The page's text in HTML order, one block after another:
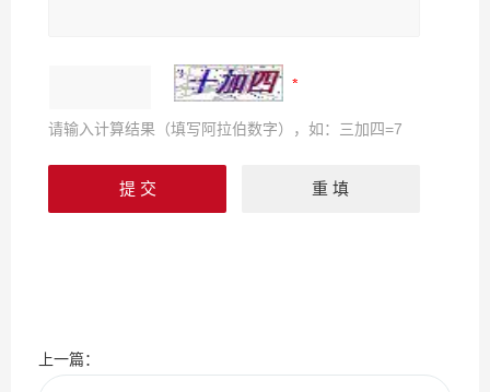
请输入计算结果（填写阿拉伯数字），如：三加四=7
上一篇：